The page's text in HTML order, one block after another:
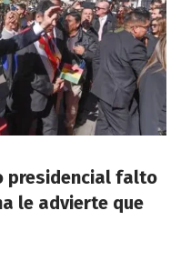
presidencial falto
le advierte que